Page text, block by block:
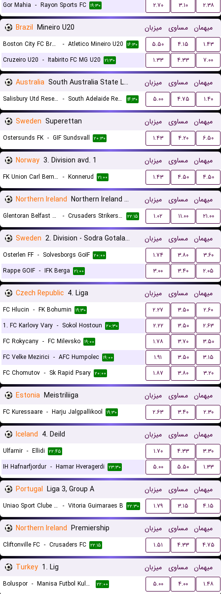
Gor Mahia - Rayon Sports FC ۱۹:۳۰ ۲.۷۰ ۳.۱۰ ۲.۳۸
Brazil Mineiro U20 میزبان مساوی میهمان
Boston City FC Brasil U20 - Atletico Mineiro U20 ۱۶:۳۰ ۵.۵۰ ۴.۱۵
۱.۴۳
Cruzeiro U20 - Itabirito FC MG U20 ۲۱:۳۰ ۱.۳۳ ۴.۳۳ ۷.۰۰
Australia South Australia State League 1 Reserves میزبان مساوی میهمان
Salisbury Utd Reserves - South Adelaide Reserves ۱۴:۳۰ ۵.۰۰ ۴.۷۵ ۱.۴۰
Sweden Superettan میزبان مساوی میهمان
Ostersunds FK - GIF Sundsvall ۲۰:۳۰ ۱.۴۳ ۴.۲۰ ۶.۵۰
Norway 3. Division avd. 1 میزبان مساوی میهمان
FK Union Carl Berner - Konnerud ۲۱:۰۰ ۱.۴۳ ۴.۵۰ ۴.۵۰
Northern Ireland Northern Ireland Premier League Women میزبان مساوی میهمان
Glentoran Belfast United (W) - Crusaders Strikers FC (W) ۲۲:۱۵ ۱.۰۲ ۱۱.۰۰ ۲۱.۰۰
Sweden 2. Division - Sodra Gotaland میزبان مساوی میهمان
Osterlen FF - Solvesborgs GoIF ۲۰:۰۰ ۱.۷۴ ۳.۸۰
۳.۶۰
Rappe GOIF - IFK Berga ۲۱:۰۰ ۳.۰۰ ۳.۴۰ ۲.۰۵
Czech Republic 4. Liga میزبان مساوی میهمان
FC Hlucin - FK Bohumin ۱۹:۳۰ ۲.۲۷ ۳.۵۰
۲.۶۰
1. FC Karlovy Vary - Sokol Hostoun ۲۰:۳۰ ۲.۲۲ ۳.۵۰
۲.۶۳
FC Rokycany - FC Milevsko ۱۹:۰۰ ۱.۷۸ ۳.۷۰
۳.۵۰
FC Velke Mezirici - AFC Humpolec ۱۹:۰۰ ۱.۹۱ ۳.۵۰
۳.۱۵
FC Chomutov - Sk Rapid Psary ۲۰:۰۰ ۱.۸۷ ۳.۸۰ ۳.۲۰
Estonia Meistriliiga میزبان مساوی میهمان
FC Kuressaare - Harju Jalgpallikool ۱۹:۳۰ ۲.۶۳ ۳.۴۰ ۲.۳۰
Iceland 4. Deild میزبان مساوی میهمان
Ulfarnir - Ellidi ۲۲:۴۵ ۱.۷۰ ۴.۳۳
۳.۳۰
IH Hafnarfjordur - Hamar Hveragerdi ۲۳:۳۰ ۵.۰۰ ۵.۵۰ ۱.۳۳
Portugal Liga 3, Group A میزبان مساوی میهمان
Uniao Sport Clube Paredes - Vitoria Guimaraes B ۲۲:۳۰ ۱.۷۹ ۳.۱۵ ۴.۱۵
Northern Ireland Premiership میزبان مساوی میهمان
Cliftonville FC - Crusaders FC ۲۲:۱۵ ۱.۵۱ ۴.۳۳ ۴.۷۵
Turkey 1. Lig میزبان مساوی میهمان
Boluspor - Manisa Futbol Kulubu ۲۲:۰۰ ۵.۰۰ ۴.۰۰ ۱.۴۸